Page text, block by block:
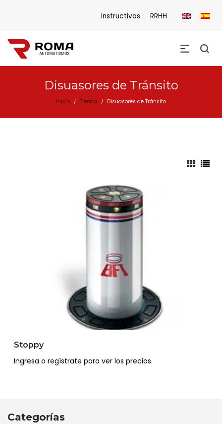
Instructivos RRHH
Disuasores de Tránsito
Inicio / Tienda / Disuasores de Tránsito
Stoppy
Ingresa o regístrate para ver los precios.
Categorías